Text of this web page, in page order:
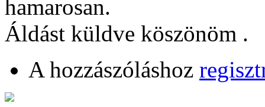
hamarosan.
Áldást küldve köszönöm .
A hozzászóláshoz